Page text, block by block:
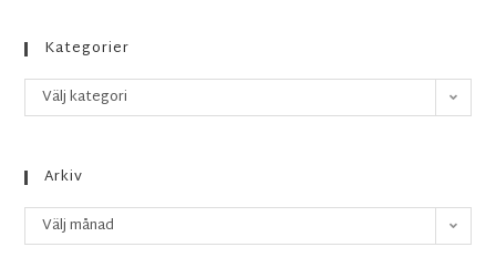
Kategorier
Välj kategori
Arkiv
Välj månad